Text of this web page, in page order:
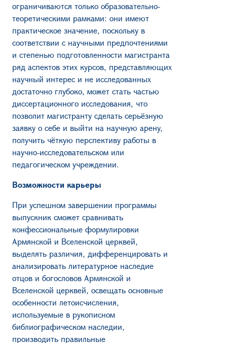
ограничиваются только образовательно-
теоретическими рамками: они имеют
практическое значение, поскольку в
соответствии с научными предпочтениями
и степенью подготовленности магистранта
ряд аспектов этих курсов, представляющих
научный интерес и не исследованных
достаточно глубоко, может стать частью
диссертационного исследования, что
позволит магистранту сделать серьёзную
заявку о себе и выйти на научную арену,
получить чёткую перспективу работы в
научно-исследовательском или
педагогическом учреждении.
Возможности карьеры
При успешном завершении программы
выпускник сможет сравнивать
конфессиональные формулировки
Армянской и Вселенской церквей,
выделять различия, дифференцировать и
анализировать литературное наследие
отцов и богословов Армянской и
Вселенской церквей, освещать основные
особенности летоисчисления,
используемые в рукописном
библиографическом наследии,
производить правильные